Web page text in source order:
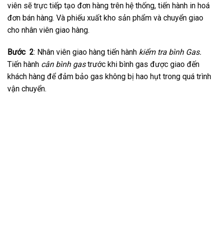
viên sẽ trực tiếp tạo đơn hàng trên hệ thống, tiến hành in hoá
đơn bán hàng. Và phiếu xuất kho sản phẩm và chuyển giao
cho nhân viên giao hàng.
Bước 2: Nhân viên giao hàng tiến hành kiểm tra bình Gas.
Tiến hành cân bình gastrước khi bình gas được giao đến
khách hàng để đảm bảo gas không bị hao hụt trong quá trình
vận chuyển.